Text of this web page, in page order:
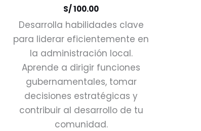
S/100.00
Desarrolla habilidades clave
para liderar eficientemente en
la administración local.
Aprende a dirigir funciones
gubernamentales, tomar
decisiones estratégicas y
contribuir al desarrollo de tu
comunidad.